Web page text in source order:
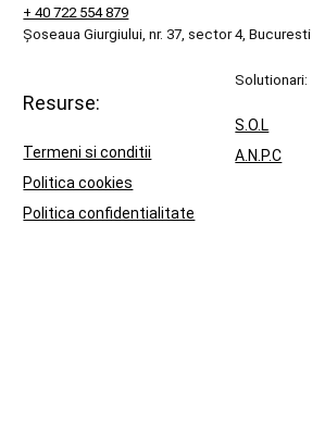
+ 40 722 554 879
Șoseaua Giurgiului, nr. 37, sector 4, Bucuresti
Resurse:
Termeni si conditii
Politica cookies
Politica confidentialitate
Solutionari:
S.O.L
A.N.P.C